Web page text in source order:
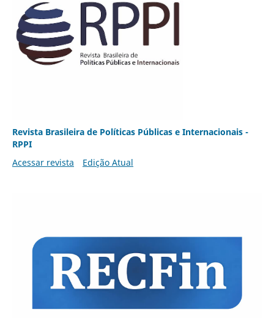
Revista Brasileira de Políticas Públicas e Internacionais -
RPPI
Acessar revista
Edição Atual